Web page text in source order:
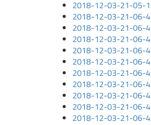
2018-12-03-21-05-
2018-12-03-21-06-
2018-12-03-21-06-
2018-12-03-21-06-
2018-12-03-21-06-
2018-12-03-21-06-
2018-12-03-21-06-
2018-12-03-21-06-
2018-12-03-21-06-
2018-12-03-21-06-
2018-12-03-21-06-